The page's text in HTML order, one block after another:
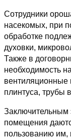
Сотрудники
насекомых, при
обработке
духовки,
Также в
необходимость
плинтуса, трубы
Заключительным
помещения
пользованию им,